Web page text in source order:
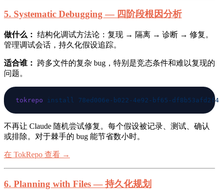
5. Systematic Debugging — 四阶段根因分析
做什么： 结构化调试方法论：复现 → 隔离 → 诊断 → 修复。
管理调试会话，持久化假设追踪。
适合谁：
跨多文件的复杂 bug，特别是竞态条件和难以复现的
问题。
tokrepo install
不再让 Claude 随机尝试修复。每个假设被记录、测试、确认
或排除。对于棘手的 bug 能节省数小时。
在 TokRepo 查看 →
6. Planning with Files — 持久化规划